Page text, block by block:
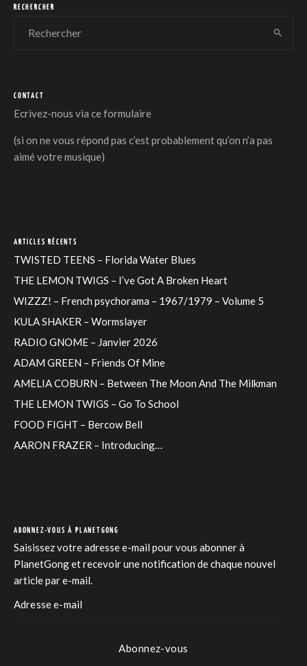
RECHERCHER
CONTACT
Ecrivez-nous via ce formulaire
(si on ne vous répond pas c’est probablement qu’on n’a pas
aimé votre musique)
ARTICLES RÉCENTS
TWISTED TEENS – Florida Water Blues
THE LEMON TWIGS – I’ve Got A Broken Heart
WIZZZ! – French psychorama – 1967/1979 – Volume 5
KULA SHAKER – Wormslayer
RADIO GNOME – Janvier 2026
ADAM GREEN – Friends Of Mine
AMELIA COBURN – Between The Moon And The Milkman
THE LEMON TWIGS – Go To School
FOOD FIGHT – Bercow Bell
AARON FRAZER – Introducing…
ABONNEZ-VOUS À PLANETGONG
Saisissez votre adresse e-mail pour vous abonner à
PlanetGong et recevoir une notification de chaque nouvel
article par e-mail.
Abonnez-vous